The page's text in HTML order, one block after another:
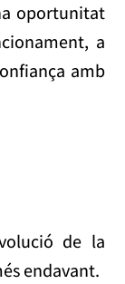
oportunitat
a
amb
de la
endavant.